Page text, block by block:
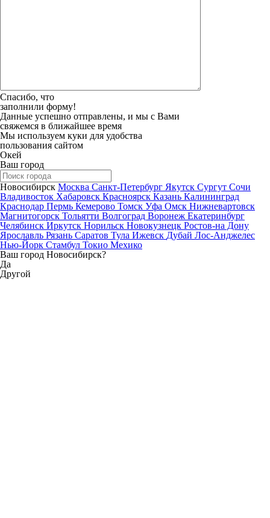
Спасибо, что
заполнили форму!
Данные успешно отправлены, и мы с Вами
свяжемся в ближайшее время
Мы используем куки для удобства
пользования сайтом
Окей
Ваш город
Новосибирск Москва Санкт-Петербург Якутск Сургут Сочи
Владивосток Хабаровск Красноярск Казань Калининград
Краснодар Пермь Кемерово Томск Уфа Омск Нижневартовск
Магнитогорск Тольятти Волгоград Воронеж Екатеринбург
Челябинск Иркутск Норильск Новокузнецк Ростов-на Дону
Ярославль Рязань Саратов Тула Ижевск Дубай Лос-Анджелес
Нью-Йорк Стамбул Токио Мехико
Ваш город Новосибирск?
Да
Другой